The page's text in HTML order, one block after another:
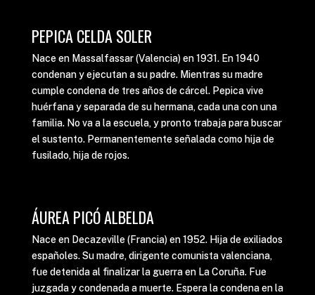
PEPICA CELDA SOLER
Nace en Massalfassar (Valencia) en 1931. En 1940
condenan y ejecutan a su padre. Mientras su madre
cumple condena de tres años de cárcel. Pepica vive
huérfana y separada de su hermana, cada una con una
familia. No va a la escuela, y pronto trabaja para buscar
el sustento. Permanentemente señalada como hija de
fusilado, hija de rojos.
ÁUREA PICÓ ALBELDA
Nace en Decazeville (Francia) en 1952. Hija de exiliados
españoles. Su madre, dirigente comunista valenciana,
fue detenida al finalizar la guerra en La Coruña. Fue
juzgada y condenada a muerte. Espera la condena en la